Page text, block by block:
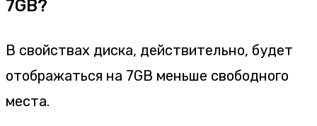
7GB?
В свойствах диска, действительно, будет
отображаться на 7GB меньше свободного
места.